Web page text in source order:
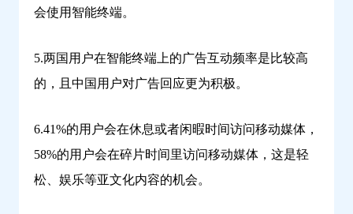
会使用智能终端。
5.两国用户在智能终端上的广告互动频率是比较高
的，且中国用户对广告回应更为积极。
6.41%的用户会在休息或者闲暇时间访问移动媒体，
58%的用户会在碎片时间里访问移动媒体，这是轻
松、娱乐等亚文化内容的机会。